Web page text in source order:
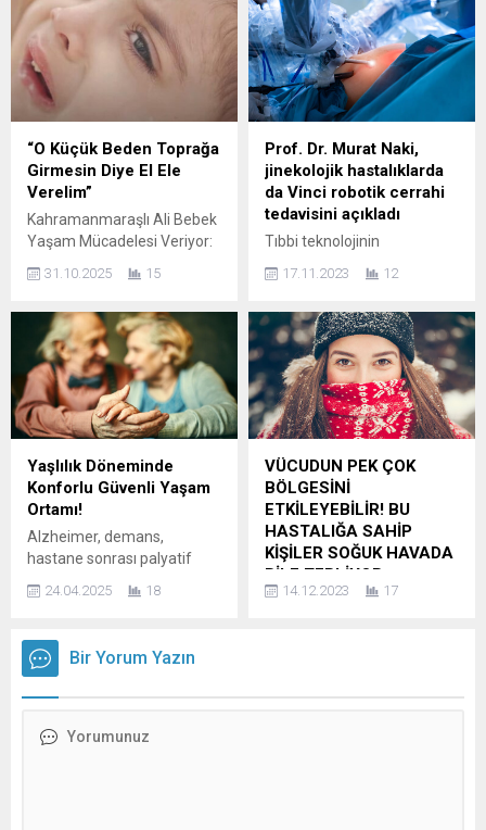
olan burun, %7,5 oranla
estetik tercihlerinde üst
sıralara yerleşiyor. Estetik ve
güzellik merkezi
MediAvrupa, bu
operasyonlarda dikkat
edilmesi gereken kriterleri
sıralıyor. Sosyal medyanın
da teşvik edici etkisiyle
daha fazla önem vermesi,
estetik...
kalitesini düşüren yaygın bir
rahatsızlıktır. Halk arasında
Huzursuz Bağırsak
Sendromu olarak da bilinen
ve genellikle mide krampları,
şişkinlik, ishal, kabızlık gibi
belirtilerle kendini gösteren
bu hastalık hakkında önemli
bilgiler aktaran Fitoterapist
Uzmanı Dr. Muammer...
“O Küçük Beden Toprağa
Girmesin Diye El Ele
Verelim”
Kahramanmaraşlı Ali Bebek
Yaşam Mücadelesi Veriyor:
Girmesin Diye El Ele Verelim”
Kahramanmaraş’ın Pazarcık
ilçesinde dünyaya gelen Ali
Bebek, ailenin ilk ve tek
evladı olarak umutla
karşılandı. Ancak
doğumundan sadece 20
gün sonra SMA (Spinal
Musküler Atrofi) teşhisi
konulan minik Ali’nin hayatı,
31.10.2025 15
Prof. Dr. Murat Naki,
jinekolojik hastalıklarda
da Vinci robotik cerrahi
tedavisini açıkladı
Tıbbi teknolojinin
hastalıkların tedavi
kazanıyor. Kadın Hastalıkları
ve Doğum, Jinekolojik
Onkoloji Uzmanı Prof. Dr.
Murat Naki ise jinekolojik
hastalıklar ile kanserlerin
nedenlerini anlatırken, da
Vinci robotik cerrahi tekniği
başta olmak üzere tedavi
yöntemleri hakkında merak
edilenleri paylaşıyor.
Teknolojinin gelişmesiyle
birlikte tüm sektörlerde
inovasyon dalgası hız...
17.11.2023 12
Yaşlılık Döneminde
Konforlu Güvenli Yaşam
Ortamı!
Alzheimer, demans,
hastane sonrası palyatif
bakımı tam anlamıyla
beklediği konforu Bursa’da
kapılarını açan Özel Güven
Bursa’nın Nilüfer İlçesi’nde
24.04.2025 18
VÜCUDUN PEK ÇOK
BÖLGESİNİ
ETKİLEYEBİLİR! BU
HASTALIĞA SAHİP
KİŞİLER SOĞUK HAVADA
BİLE TERLİYOR
Genel Cerrahi Uzmanı Prof.
14.12.2023 17
Bir Yorum Yazın